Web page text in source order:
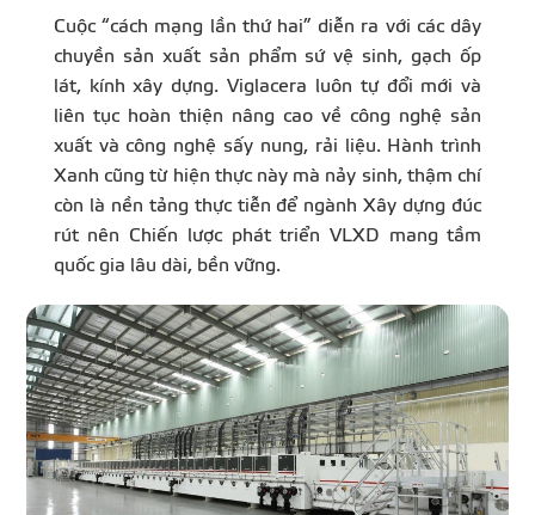
Cuộc “cách mạng lần thứ hai” diễn ra với các dây
chuyền sản xuất sản phẩm sứ vệ sinh, gạch ốp
lát, kính xây dựng. Viglacera luôn tự đổi mới và
liên tục hoàn thiện nâng cao về công nghệ sản
xuất và công nghệ sấy nung, rải liệu. Hành trình
Xanh cũng từ hiện thực này mà nảy sinh, thậm chí
còn là nền tảng thực tiễn để ngành Xây dựng đúc
rút nên Chiến lược phát triển VLXD mang tầm
quốc gia lâu dài, bền vững.